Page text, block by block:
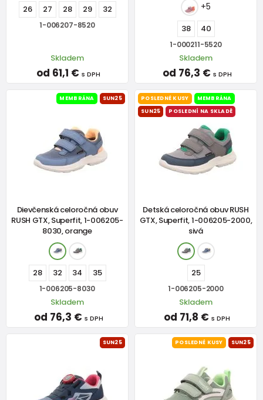
26 27 28 29 32
1-006207-8520
Skladem
od 61,1 € s DPH
+5
38 40
1-000211-5520
Skladem
od 76,3 € s DPH
MEMBRÁNA SUN25
Dievčenská celoročná obuv
RUSH GTX, Superfit, 1-006205-
8030, orange
28 32 34 35
1-006205-8030
Skladem
od 76,3 € s DPH
POSLEDNÉ KUSY
MEMBRÁNA
SUN25
POSLEDNÍ NA SKLADĚ
Detská celoročná obuv RUSH
GTX, Superfit, 1-006205-2000,
sivá
25
1-006205-2000
Skladem
od 71,8 € s DPH
SUN25 POSLEDNÉ KUSY SUN25